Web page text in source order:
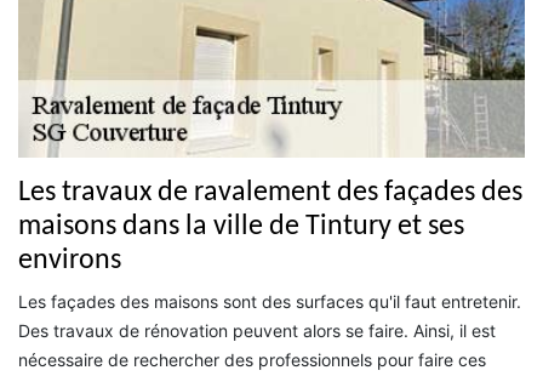
Les travaux de ravalement des façades des
maisons dans la ville de Tintury et ses
environs
Les façades des maisons sont des surfaces qu'il faut entretenir.
Des travaux de rénovation peuvent alors se faire. Ainsi, il est
nécessaire de rechercher des professionnels pour faire ces